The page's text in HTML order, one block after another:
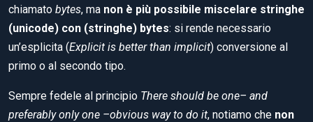
chiamato bytes, ma non è più possibile miscelare stringhe
(unicode) con (stringhe) bytes: si rende necessario
un’esplicita (Explicit is better than implicit) conversione al
primo o al secondo tipo.
Sempre fedele al principio There should be one– and
preferably only one –obvious way to do it, notiamo che non